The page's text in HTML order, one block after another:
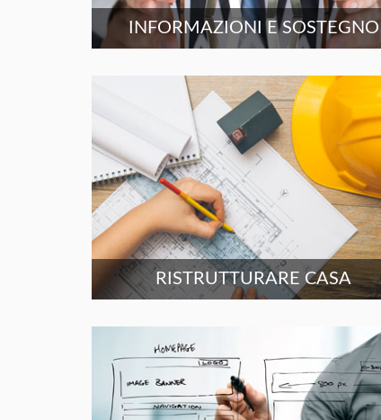
INFORMAZIONI E SOSTEGNO
RISTRUTTURARE CASA